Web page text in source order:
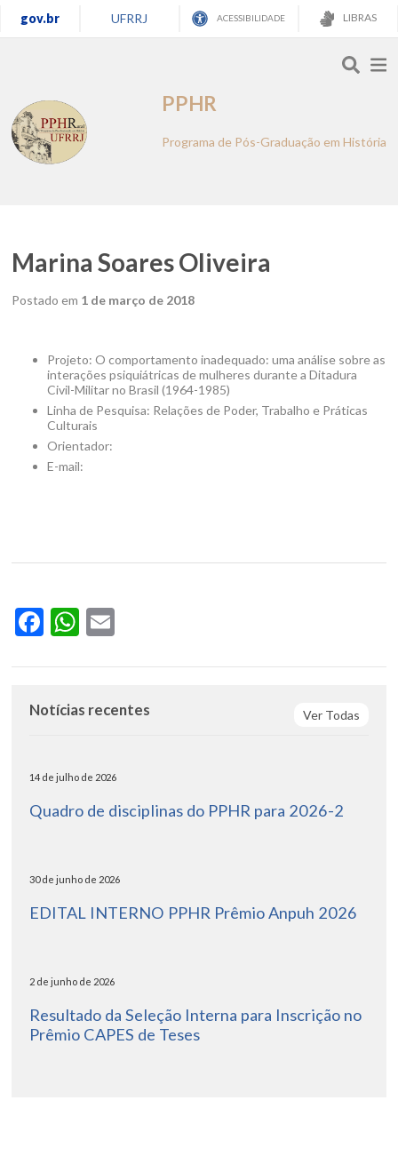
gov.br UFRRJ ACESSIBILIDADE LIBRAS
PPHR
Programa de Pós-Graduação em História
Marina Soares Oliveira
Postado em 1 de março de 2018
Projeto: O comportamento inadequado: uma análise sobre as
interações psiquiátricas de mulheres durante a Ditadura
Civil-Militar no Brasil (1964-1985)
Linha de Pesquisa: Relações de Poder, Trabalho e Práticas
Culturais
Orientador:
E-mail:
Facebook
WhatsApp
Ver Todas
Notícias recentes
14 de julho de 2026
Quadro de disciplinas do PPHR para 2026-2
30 de junho de 2026
EDITAL INTERNO PPHR Prêmio Anpuh 2026
2 de junho de 2026
Resultado da Seleção Interna para Inscrição no
Prêmio CAPES de Teses